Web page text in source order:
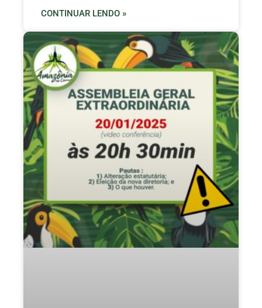
CONTINUAR LENDO »